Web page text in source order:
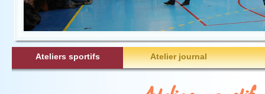
Ateliers sportifs Atelier journal